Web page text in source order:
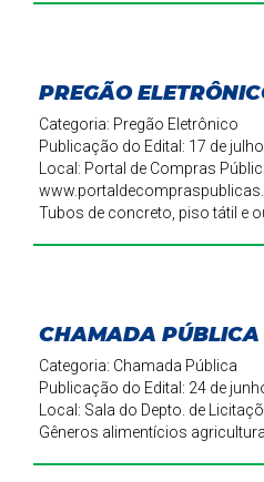
PREGÃO
Categoria: Pregão Eletrônico
Publicação do Edital: 17 de
Local: Portal de Compras
Tubos de concreto, piso tátil e
CHAMADA
Categoria: Chamada Pública
Publicação do Edital: 24 de
Local: Sala do Depto. de
Gêneros alimentícios